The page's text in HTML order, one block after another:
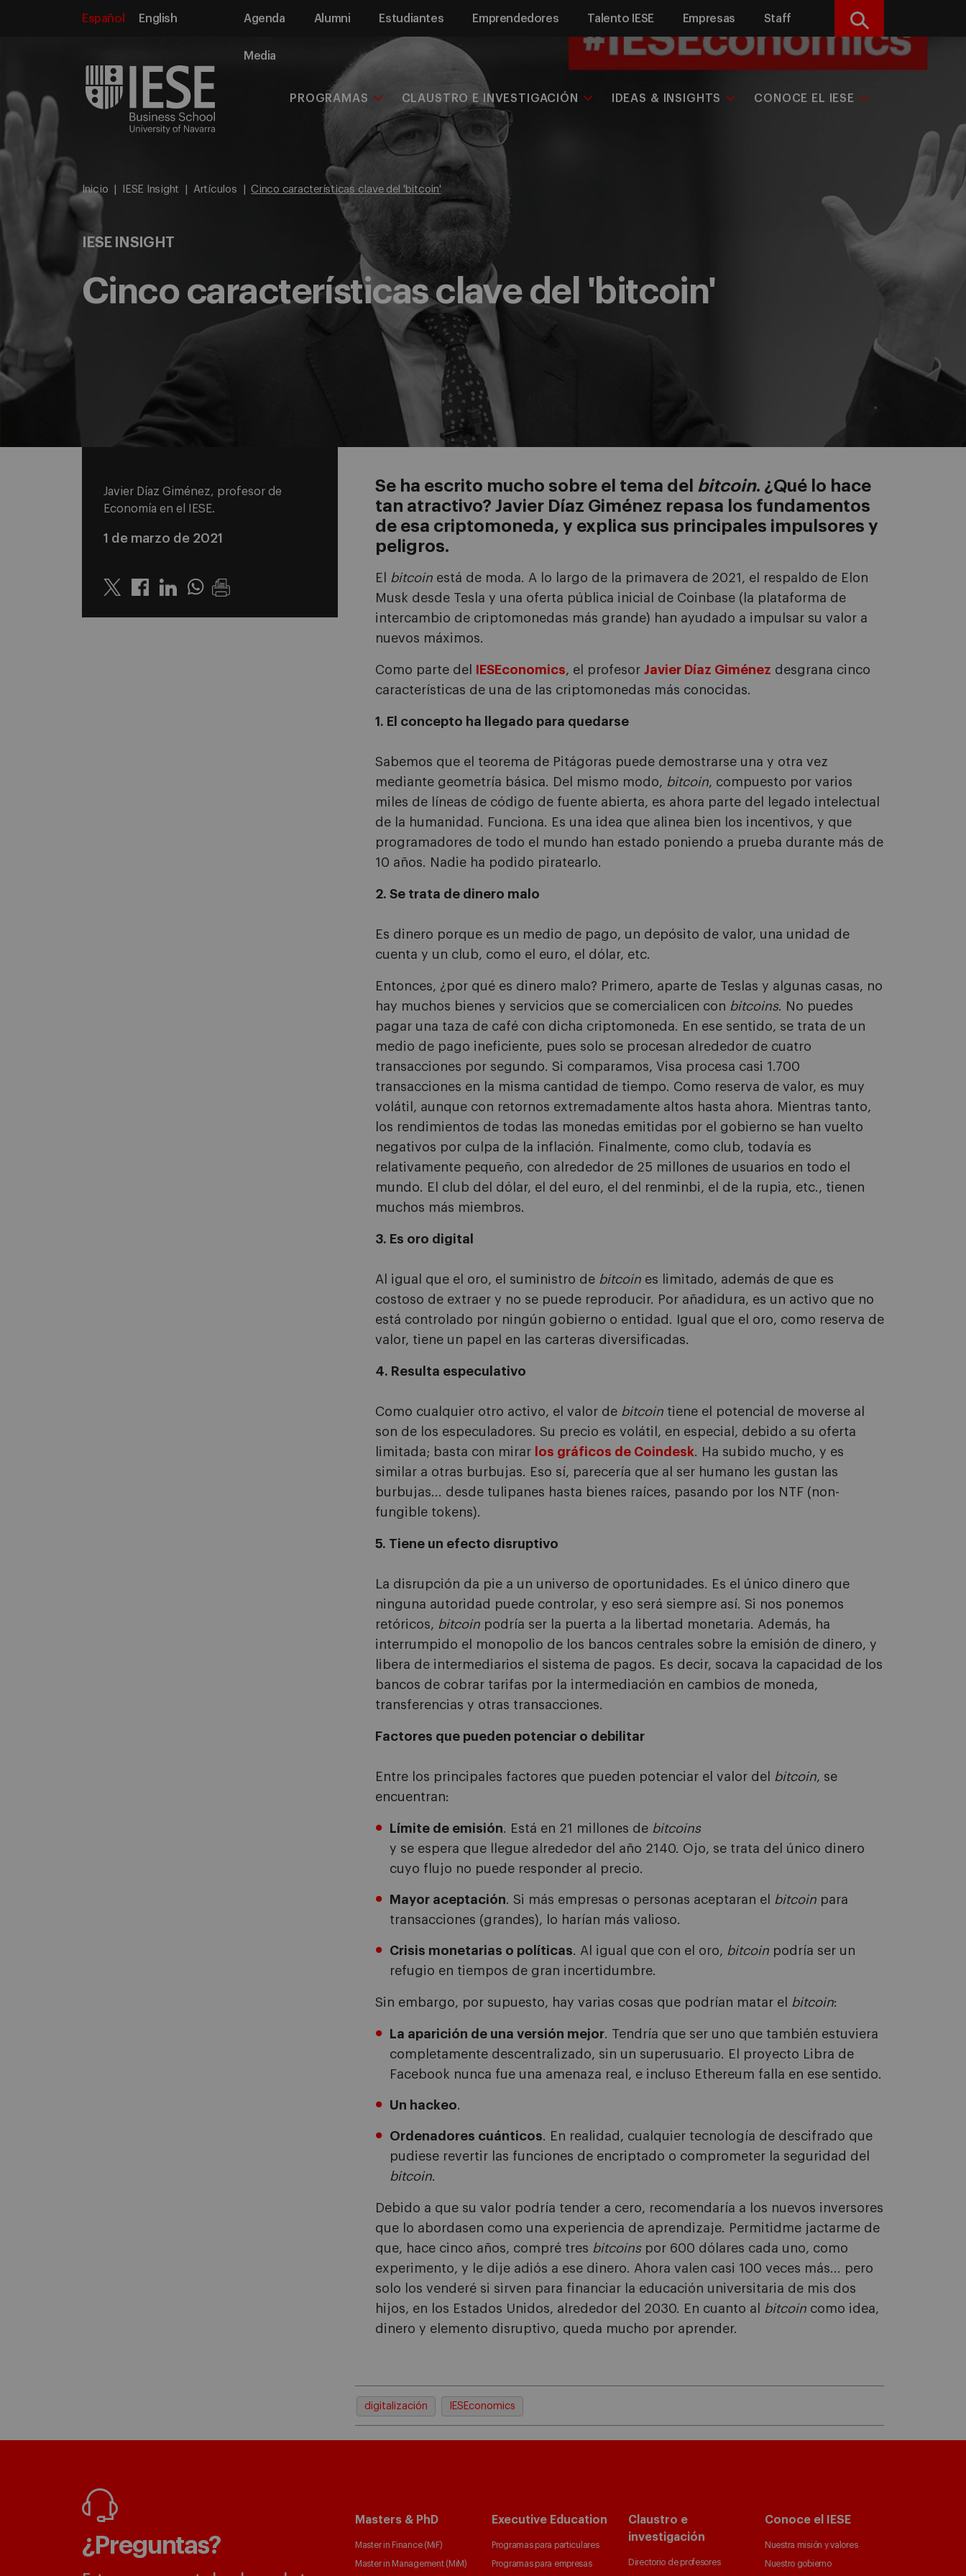
Español English Agenda Alumni Estudiantes Emprendedores Talento IESE Empresas Staff
Media
Buscar
PROGRAMAS CLAUSTRO E INVESTIGACIÓN IDEAS & INSIGHTS CONOCE EL IESE
Inicio IESE Insight Artículos Cinco características clave del 'bitcoin'
IESE INSIGHT
Cinco características clave del 'bitcoin'
Javier Díaz Giménez, profesor de
Economía en el IESE.
1 de marzo de 2021
Twitter LinkedinWhatsapp
Se ha escrito mucho sobre el tema del bitcoin. ¿Qué lo hace
tan atractivo? Javier Díaz Giménez repasa los fundamentos
de esa criptomoneda, y explica sus principales impulsores y
peligros.
El bitcoin está de moda. A lo largo de la primavera de 2021, el respaldo de Elon
Musk desde Tesla y una oferta pública inicial de Coinbase (la plataforma de
intercambio de criptomonedas más grande) han ayudado a impulsar su valor a
nuevos máximos.
Como parte del IESEconomics, el profesor Javier Díaz Giménez desgrana cinco
características de una de las criptomonedas más conocidas.
1. El concepto ha llegado para quedarse
Sabemos que el teorema de Pitágoras puede demostrarse una y otra vez
mediante geometría básica. Del mismo modo, bitcoin, compuesto por varios
miles de líneas de código de fuente abierta, es ahora parte del legado intelectual
de la humanidad. Funciona. Es una idea que alinea bien los incentivos, y que
programadores de todo el mundo han estado poniendo a prueba durante más de
10 años. Nadie ha podido piratearlo.
2. Se trata de dinero malo
Es dinero porque es un medio de pago, un depósito de valor, una unidad de
cuenta y un club, como el euro, el dólar, etc.
Entonces, ¿por qué es dinero malo? Primero, aparte de Teslas y algunas casas, no
hay muchos bienes y servicios que se comercialicen con bitcoins. No puedes
pagar una taza de café con dicha criptomoneda. En ese sentido, se trata de un
medio de pago ineficiente, pues solo se procesan alrededor de cuatro
transacciones por segundo. Si comparamos, Visa procesa casi 1.700
transacciones en la misma cantidad de tiempo. Como reserva de valor, es muy
volátil, aunque con retornos extremadamente altos hasta ahora. Mientras tanto,
los rendimientos de todas las monedas emitidas por el gobierno se han vuelto
negativos por culpa de la inflación. Finalmente, como club, todavía es
relativamente pequeño, con alrededor de 25 millones de usuarios en todo el
mundo. El club del dólar, el del euro, el del renminbi, el de la rupia, etc., tienen
muchos más miembros.
3. Es oro digital
Al igual que el oro, el suministro de bitcoin es limitado, además de que es
costoso de extraer y no se puede reproducir. Por añadidura, es un activo que no
está controlado por ningún gobierno o entidad. Igual que el oro, como reserva de
valor, tiene un papel en las carteras diversificadas.
4. Resulta especulativo
Como cualquier otro activo, el valor de bitcoin tiene el potencial de moverse al
son de los especuladores. Su precio es volátil, en especial, debido a su oferta
limitada; basta con mirar
los gráficos de Coindesk. Ha subido mucho, y es
similar a otras burbujas. Eso sí, parecería que al ser humano les gustan las
burbujas... desde tulipanes hasta bienes raíces, pasando por los NTF (non-
fungible tokens).
5. Tiene un efecto disruptivo
La disrupción da pie a un universo de oportunidades. Es el único dinero que
ninguna autoridad puede controlar, y eso será siempre así. Si nos ponemos
retóricos, bitcoin podría ser la puerta a la libertad monetaria. Además, ha
interrumpido el monopolio de los bancos centrales sobre la emisión de dinero, y
libera de intermediarios el sistema de pagos. Es decir, socava la capacidad de los
bancos de cobrar tarifas por la intermediación en cambios de moneda,
transferencias y otras transacciones.
Factores que pueden potenciar o debilitar
Entre los principales factores que pueden potenciar el valor del bitcoin, se
encuentran:
Límite de emisión. Está en 21 millones de bitcoins
y se espera que llegue alrededor del año 2140. Ojo, se trata del único dinero
cuyo flujo no puede responder al precio.
Mayor aceptación. Si más empresas o personas aceptaran el bitcoin para
transacciones (grandes), lo harían más valioso.
Crisis monetarias o políticas. Al igual que con el oro, bitcoin podría ser un
refugio en tiempos de gran incertidumbre.
Sin embargo, por supuesto, hay varias cosas que podrían matar el bitcoin:
La aparición de una versión mejor. Tendría que ser uno que también estuviera
completamente descentralizado, sin un superusuario. El proyecto Libra de
Facebook nunca fue una amenaza real, e incluso Ethereum falla en ese sentido.
Un hackeo.
Ordenadores cuánticos. En realidad, cualquier tecnología de descifrado que
pudiese revertir las funciones de encriptado o comprometer la seguridad del
bitcoin.
Debido a que su valor podría tender a cero, recomendaría a los nuevos inversores
que lo abordasen como una experiencia de aprendizaje. Permitidme jactarme de
que, hace cinco años, compré tres bitcoinspor 600 dólares cada uno, como
experimento, y le dije adiós a ese dinero. Ahora valen casi 100 veces más... pero
solo los venderé si sirven para financiar la educación universitaria de mis dos
hijos, en los Estados Unidos, alrededor del 2030. En cuanto al
bitcoin como idea,
dinero y elemento disruptivo, queda mucho por aprender.
digitalización IESEconomics
¿Preguntas?
Masters & PhD
Master in Finance (MiF)
Master in Management (MiM)
Executive Education
Programas para particulares
Programas para empresas
Claustro e
investigación
Directorio de profesores
Conoce el IESE
Nuestra misión y valores
Nuestro gobierno